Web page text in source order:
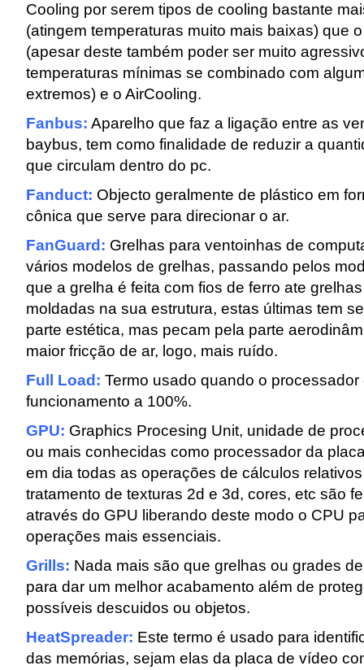
Cooling por serem tipos de cooling bastante
(atingem temperaturas muito mais baixas) que
(apesar deste também poder ser muito
temperaturas mínimas se combinado com
extremos) e o AirCooling.
Fanbus: Aparelho que faz a ligação entre as
baybus, tem como finalidade de reduzir a
que circulam dentro do pc.
Fanduct: Objecto geralmente de plástico em
cônica que serve para direcionar o ar.
FanGuard: Grelhas para ventoinhas de
vários modelos de grelhas, passando pelos
que a grelha é feita com fios de ferro ate
moldadas na sua estrutura, estas últimas tem
parte estética, mas pecam pela parte
maior fricção de ar, logo, mais ruído.
Full Load: Termo usado quando o processador
funcionamento a 100%.
GPU: Graphics Procesing Unit, unidade de
ou mais conhecidas como processador da
em dia todas as operações de cálculos
tratamento de texturas 2d e 3d, cores, etc são
através do GPU liberando deste modo o CPU
operações mais essenciais.
Grills: Nada mais são que grelhas ou grades
para dar um melhor acabamento além de
possíveis descuidos ou objetos.
HeatSpreader: Este termo é usado para
das memórias, sejam elas da placa de vídeo